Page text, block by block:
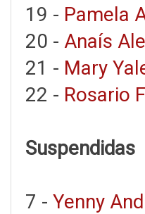
19 - Pamela
20 - Anaís
21 - Mary
22 - Rosario
Suspendidas
7 - Yenny